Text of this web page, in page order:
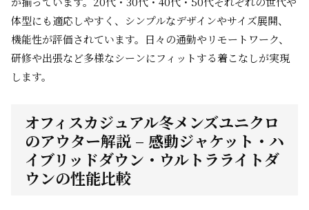
体型にも適応しやすく、シンプルなデザインやサイズ展開、
機能性が評価されています。日々の通勤やリモートワーク、
研修や出張など多様なシーンにフィットする着こなしが実現
します。
オフィスカジュアル冬メンズユニクロ
のアウター解説 – 感動ジャケット・ハ
イブリッドダウン・ウルトラライトダ
ウンの性能比較